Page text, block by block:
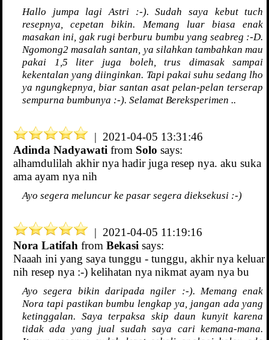
Hallo jumpa lagi Astri :-). Sudah saya kebut tuch
resepnya, cepetan bikin. Memang luar biasa enak
masakan ini, gak rugi berburu bumbu yang seabreg :-D.
Ngomong2 masalah santan, ya silahkan tambahkan mau
pakai 1,5 liter juga boleh, trus dimasak sampai
kekentalan yang diinginkan. Tapi pakai suhu sedang lho
ya ngungkepnya, biar santan asat pelan-pelan terserap
sempurna bumbunya :-). Selamat Bereksperimen ..
| 2021-04-05 13:31:46
Adinda Nadyawati from Solo says:
alhamdulilah akhir nya hadir juga resep nya. aku suka
ama ayam nya nih
Ayo segera meluncur ke pasar segera dieksekusi :-)
| 2021-04-05 11:19:16
Nora Latifah from Bekasi says:
Naaah ini yang saya tunggu - tunggu, akhir nya keluar
nih resep nya :-) kelihatan nya nikmat ayam nya bu
Ayo segera bikin daripada ngiler :-). Memang enak
Nora tapi pastikan bumbu lengkap ya, jangan ada yang
ketinggalan. Saya terpaksa skip daun kunyit karena
tidak ada yang jual sudah saya cari kemana-mana.